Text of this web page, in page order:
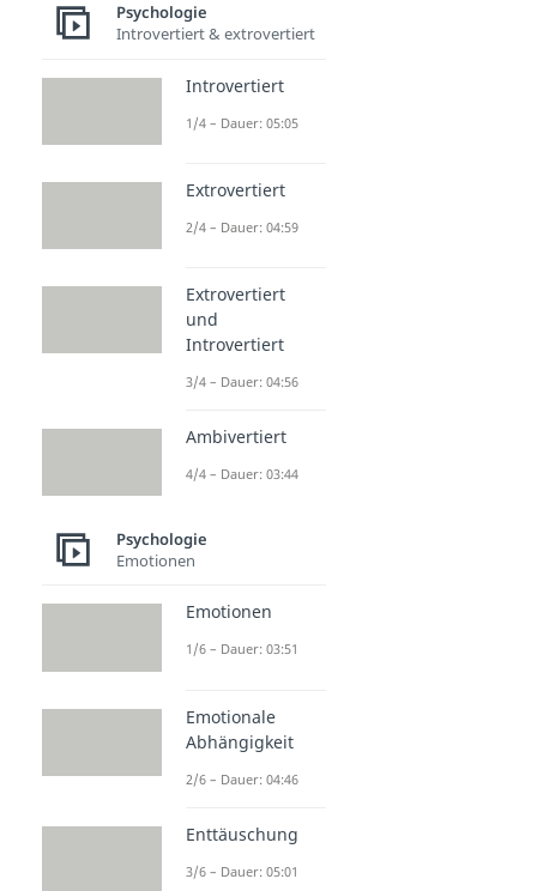
Psychologie
Introvertiert & extrovertiert
Introvertiert
1/4 – Dauer: 05:05
Extrovertiert
2/4 – Dauer: 04:59
Extrovertiert
und
Introvertiert
3/4 – Dauer: 04:56
Ambivertiert
4/4 – Dauer: 03:44
Psychologie
Emotionen
Emotionen
1/6 – Dauer: 03:51
Emotionale
Abhängigkeit
2/6 – Dauer: 04:46
Enttäuschung
3/6 – Dauer: 05:01